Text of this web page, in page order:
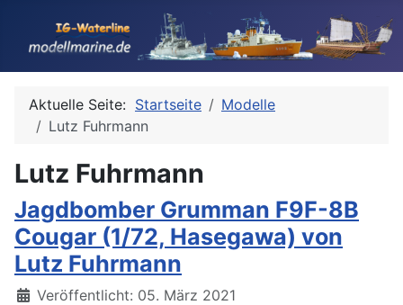
Aktuelle Seite: Startseite
Modelle
Lutz Fuhrmann
Lutz Fuhrmann
Jagdbomber Grumman F9F-8B
Cougar (1/72, Hasegawa) von
Lutz Fuhrmann
Details
Veröffentlicht: 05. März 2021